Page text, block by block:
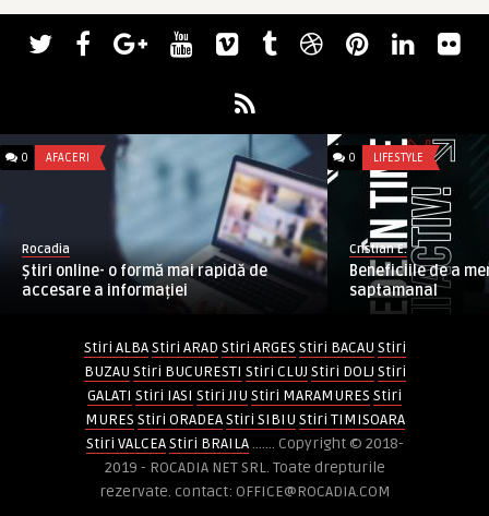
0 AFACERI
Rocadia
Știri online- o formă mai rapidă de
accesare a informației
0 LIFESTYLE
Cristian E.
Beneficiile de a
saptamanal
Stiri ALBA Stiri ARAD Stiri ARGES Stiri BACAU Stiri
BUZAU Stiri BUCURESTI Stiri CLUJ Stiri DOLJ Stiri
GALATI Stiri IASI Stiri JIU Stiri MARAMURES Stiri
MURES Stiri ORADEA Stiri SIBIU Stiri TIMISOARA
Stiri VALCEA Stiri BRAILA....... Copyright © 2018-
2019 - ROCADIA NET SRL. Toate drepturile
rezervate. contact: OFFICE@ROCADIA.COM